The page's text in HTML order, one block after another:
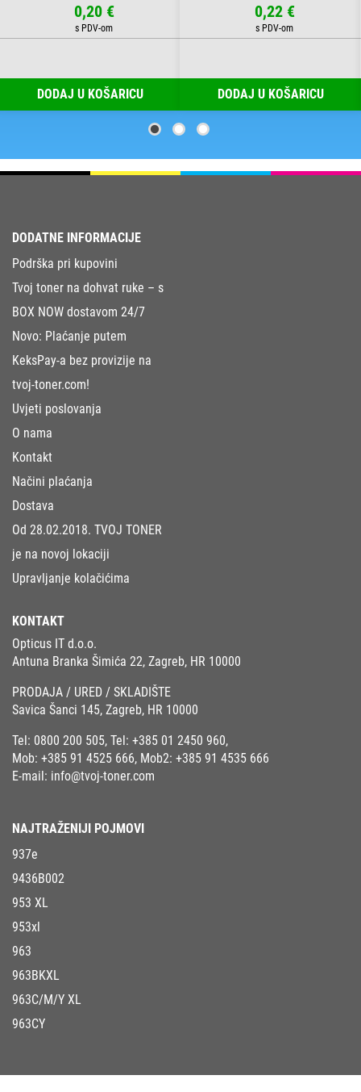
0,20 €
DODAJ U KOŠARICU
0,22 €
DODAJ U KOŠARICU
DODATNE INFORMACIJE
Podrška pri kupovini
Tvoj toner na dohvat ruke – s
BOX NOW dostavom 24/7
Novo: Plaćanje putem
KeksPay-a bez provizije na
tvoj-toner.com!
Uvjeti poslovanja
O nama
Kontakt
Načini plaćanja
Dostava
Od 28.02.2018. TVOJ TONER
je na novoj lokaciji
Upravljanje kolačićima
KONTAKT
Opticus IT d.o.o.
Antuna Branka Šimića 22, Zagreb, HR 10000
PRODAJA / URED / SKLADIŠTE
Savica Šanci 145, Zagreb, HR 10000
Tel: 0800 200 505, Tel: +385 01 2450 960,
Mob: +385 91 4525 666, Mob2: +385 91 4535 666
E-mail: info@tvoj-toner.com
NAJTRAŽENIJI POJMOVI
937e
9436B002
953 XL
953xl
963
963BKXL
963C/M/Y XL
963CY